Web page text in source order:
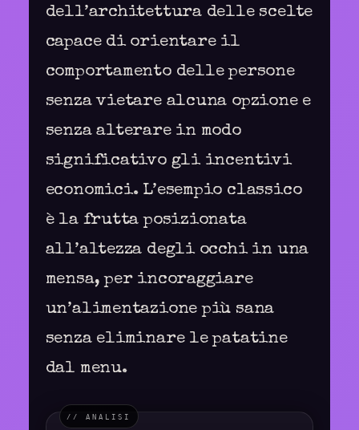
dell’architettura delle scelte
capace di orientare il
comportamento delle persone
senza vietare alcuna opzione e
senza alterare in modo
significativo gli incentivi
economici. L’esempio classico
è la frutta posizionata
all’altezza degli occhi in una
mensa, per incoraggiare
un’alimentazione più sana
senza eliminare le patatine
dal menu.